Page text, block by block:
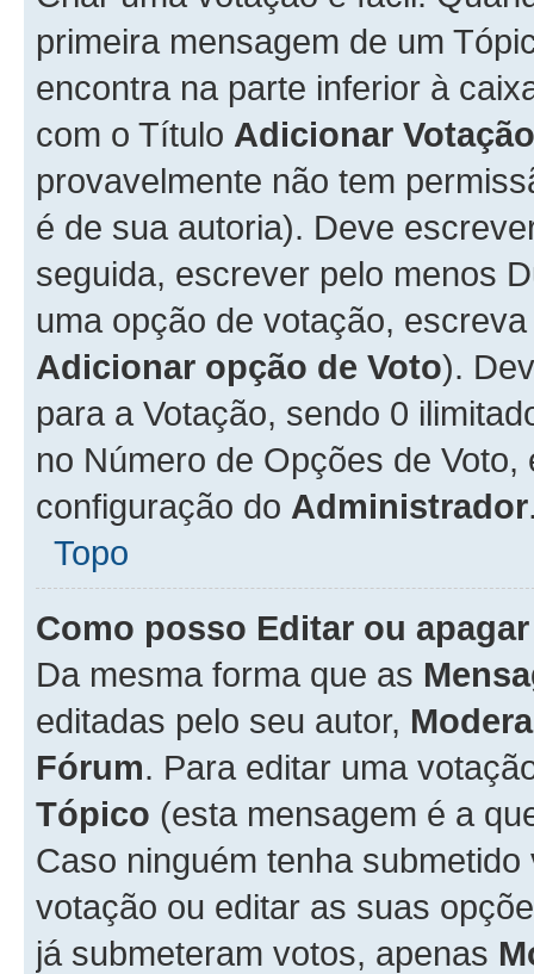
primeira mensagem de um
encontra na parte inferior à
com o Título Adicionar Votação
provavelmente não tem
é de sua autoria). Deve
seguida, escrever pelo menos
uma opção de votação,
Adicionar opção de Voto).
para a Votação, sendo 0
no Número de Opções de
configuração do Administrador
Topo
Como posso Editar ou
Da mesma forma que as
editadas pelo seu autor,
Fórum. Para editar uma
Tópico (esta mensagem é a
Caso ninguém tenha
votação ou editar as suas
já submeteram votos, apenas